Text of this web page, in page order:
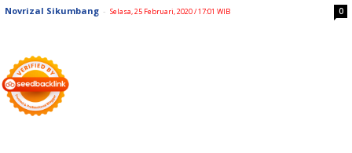
Novrizal Sikumbang - Selasa, 25 Februari, 2020 / 17:01 WIB 0